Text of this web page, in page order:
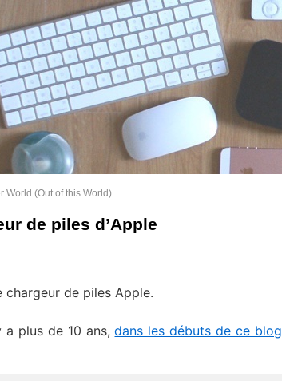
World (Out of this World)
de piles d’Apple
de piles Apple.
a plus de 10 ans,dans les débuts de ce blog